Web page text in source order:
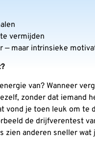
vermijden
— maar intrinsieke
van? Wanneer
zonder dat iemand
vond je toen leuk om te
de drijfverentest
zien anderen sneller